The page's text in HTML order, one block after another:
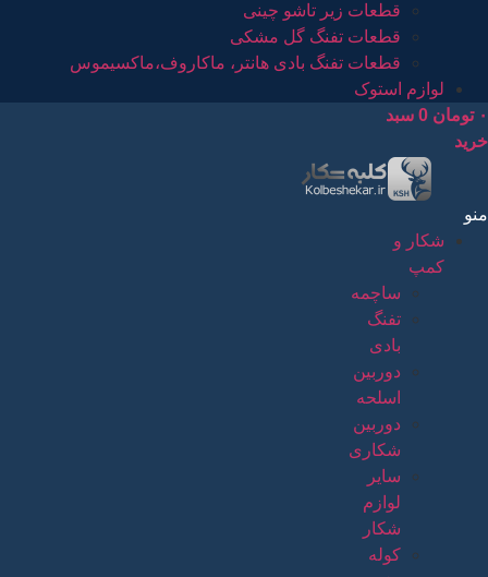
قطعات زیر تاشو چینی
قطعات تفنگ گل مشکی
قطعات تفنگ بادی هانتر، ماکاروف،ماکسیموس
لوازم استوک
۰ تومان 0 سبد
خرید
منو
شکار و
کمپ
ساچمه
تفنگ
بادی
دوربین
اسلحه
دوربین
شکاری
سایر
لوازم
شکار
کوله